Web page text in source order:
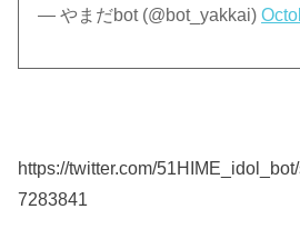
— やまだbot (@bot_yakkai)
https://twitter.com/
7283841